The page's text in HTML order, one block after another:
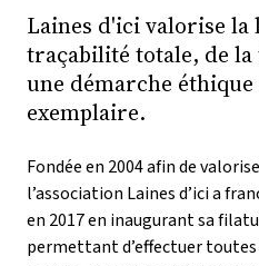
Laines d'ici valorise la
traçabilité totale, de la
une démarche
exemplaire.
Fondée en 2004 afin de
l’association Laines d’ici a
en 2017 en inaugurant sa
permettant d’effectuer